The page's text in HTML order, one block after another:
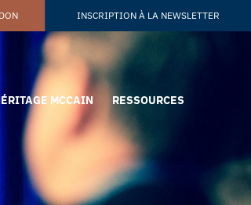
INSCRIPTION À LA NEWSLETTER
MCCAIN RESSOURCES